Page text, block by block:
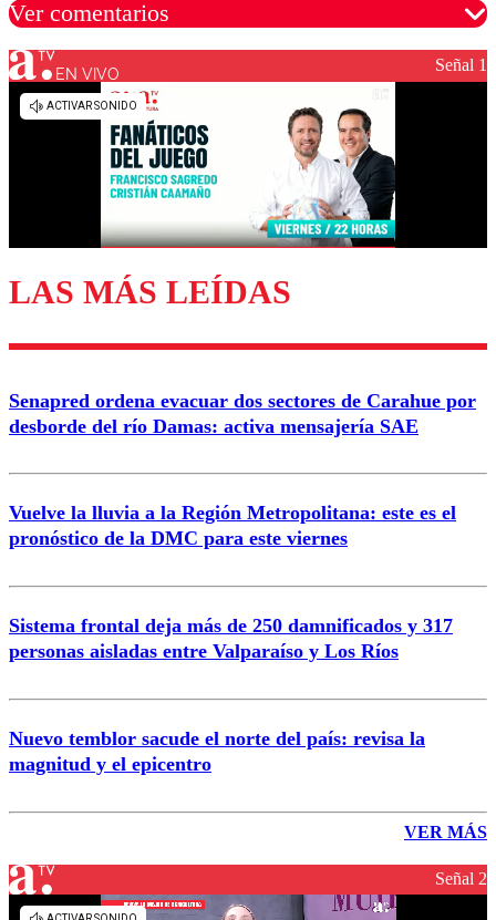
Ver comentarios
Los comentarios son moderados para garantizar un
diálogo respetuoso.
Enviar comentario
EN VIVO Señal 1
LAS MÁS LEÍDAS
Senapred ordena evacuar dos sectores de Carahue por
desborde del río Damas: activa mensajería SAE
Vuelve la lluvia a la Región Metropolitana: este es el
pronóstico de la DMC para este viernes
Sistema frontal deja más de 250 damnificados y 317
personas aisladas entre Valparaíso y Los Ríos
Nuevo temblor sacude el norte del país: revisa la
magnitud y el epicentro
VER MÁS
Señal 2